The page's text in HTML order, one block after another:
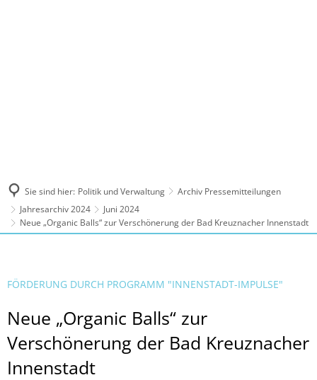
Sie sind hier: Politik und Verwaltung
Archiv Pressemitteilungen
Jahresarchiv 2024
Juni 2024
Neue „Organic Balls“ zur Verschönerung der Bad Kreuznacher Innenstadt
FÖRDERUNG DURCH PROGRAMM "INNENSTADT-IMPULSE"
Neue „Organic Balls“ zur
Verschönerung der Bad Kreuznacher
Innenstadt